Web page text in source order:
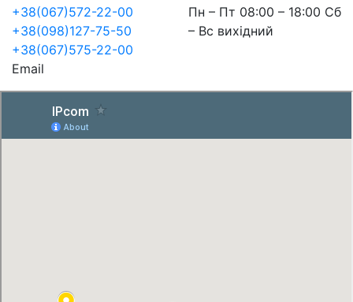
+38(067)572-22-00
+38(098)127-75-50
+38(067)575-22-00
Пн – Пт 08:00 – 18:00 Сб
– Вс вихідний
Email